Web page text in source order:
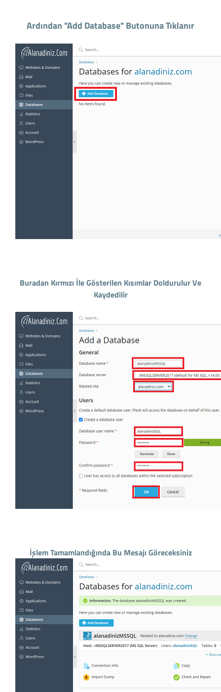
Ardından "Add Database" Butonuna Tıklanır
Buradan Kırmızı İle Gösterilen Kısımlar Doldurulur Ve
Kaydedilir
İşlem Tamamlandığında Bu Mesajı Göreceksiniz